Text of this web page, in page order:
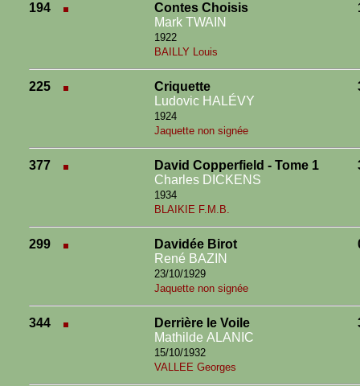
194
Contes Choisis
Mark TWAIN
1922
BAILLY Louis
225
Criquette
Ludovic HALÉVY
1924
Jaquette non signée
377
David Copperfield - Tome 1
Charles DICKENS
1934
BLAIKIE F.M.B.
299
Davidée Birot
René BAZIN
23/10/1929
Jaquette non signée
344
Derrière le Voile
Mathilde ALANIC
15/10/1932
VALLEE Georges